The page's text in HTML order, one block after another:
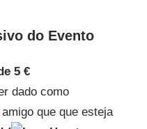
do Evento
5 €
dado como
que que esteja